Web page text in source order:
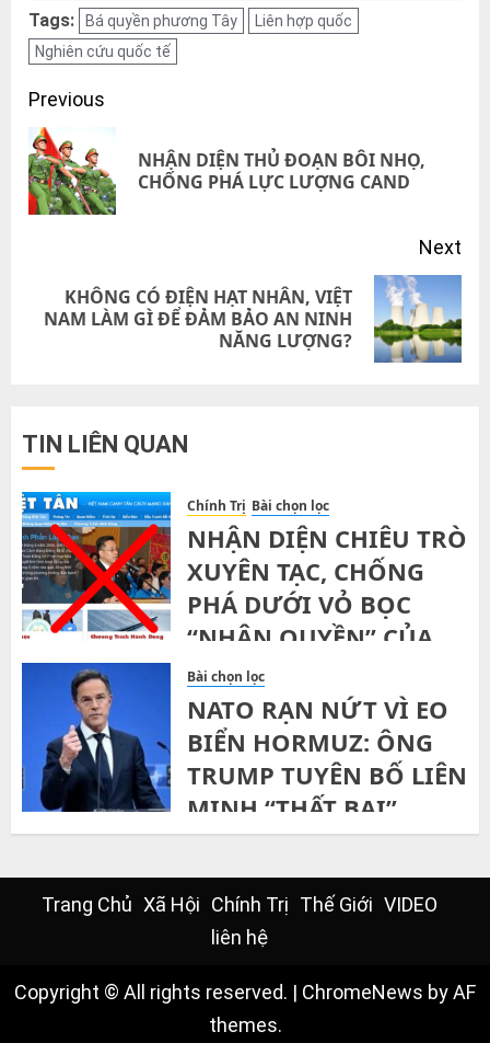
Tags: Bá quyền phương Tây
Liên hợp quốc
Nghiên cứu quốc tế
Post
navigation
Previous
NHẬN DIỆN THỦ ĐOẠN BÔI NHỌ,
CHỐNG PHÁ LỰC LƯỢNG CAND
Next
Next
KHÔNG CÓ ĐIỆN HẠT NHÂN, VIỆT
NAM LÀM GÌ ĐỂ ĐẢM BẢO AN NINH
NĂNG LƯỢNG?
TIN LIÊN QUAN
Chính Trị Bài chọn lọc
NHẬN DIỆN CHIÊU TRÒ
XUYÊN TẠC, CHỐNG
PHÁ DƯỚI VỎ BỌC
“NHÂN QUYỀN” CỦA
ĐẢNG VIỆT TÂN
MONDAY, 25TH MAY, 2026
Bài chọn lọc
NATO RẠN NỨT VÌ EO
BIỂN HORMUZ: ÔNG
TRUMP TUYÊN BỐ LIÊN
MINH “THẤT BẠI”,
CHÂU ÂU BUỘC PHẢI
TỰ LỰC CÁNH SINH
FRIDAY, 10TH APRIL, 2026
Trang Chủ Xã Hội Chính Trị Thế Giới VIDEO
liên hệ
Copyright © All rights reserved. | ChromeNews by AF
themes.